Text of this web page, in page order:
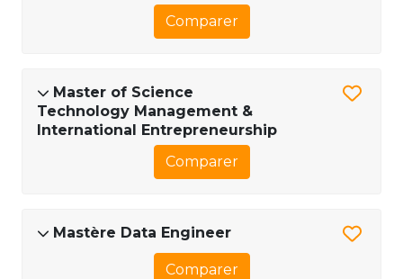
Comparer
Master of Science
Technology Management &
International Entrepreneurship
Comparer
Mastère Data Engineer
Comparer